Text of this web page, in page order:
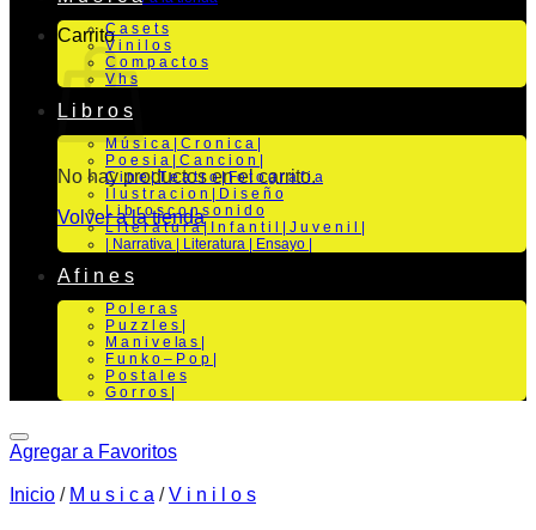
Carrito
No hay productos en el carrito.
Volver a la tienda
C a s e t s
V i n i l o s
C o m p a c t o s
V h s
L i b r o s
M ú s i c a | C r o n i c a |
P o e s i a | C a n c i o n |
C i n e | T e a t r o | Fo t o g r a f i a
I l u s t r a c i o n | D i s e ñ o
L i b r o s c o n s o n i d o
L i t e r a t u r a | I n f a n t i l | J u v e n i l |
| Narrativa | Literatura | Ensayo |
A f i n e s
P o l e r a s
P u z z l e s |
M a n i v e la s |
F u n k o – P o p |
P o s t a l e s
G o r r o s |
Agregar a Favoritos
Inicio / M u s i c a / V i n i l o s